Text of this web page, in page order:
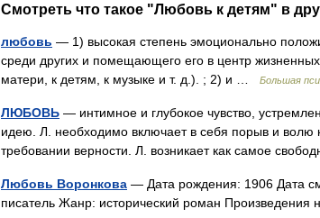
Смотреть что такое "Любовь к детям" в
любовь — 1) высокая степень эмоционально
среди других и помещающего его в центр
матери, к детям, к музыке и т. д.). ; 2) и …
Большая
ЛЮБОВЬ — интимное и глубокое чувство,
идею. Л. необходимо включает в себя порыв и волю
требовании верности. Л. возникает как самое
Любовь Воронкова — Дата рождения: 1906 Дата
писатель Жанр: исторический роман